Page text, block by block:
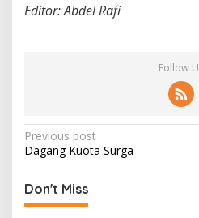
Editor: Abdel Rafi
Follow
P
o
s
t
Previous post
Dagang Kuota Surga
Don't Miss